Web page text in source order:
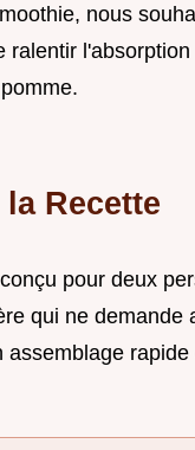
nous
ralentir
Recette
pour deux
qui ne demande
assemblage